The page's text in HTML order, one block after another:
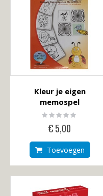
Kleur je eigen
memospel
Rating:
0%
€ 5,00
Toevoegen